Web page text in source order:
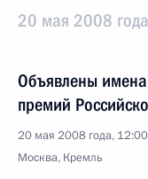
20 мая 2008
Объявлены имена
премий
20 мая 2008 года, 12:00
Москва, Кремль